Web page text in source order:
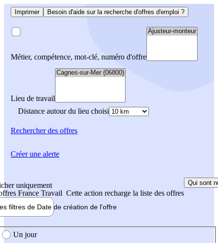
Imprimer Besoin d'aide sur la recherche d'offres d'emploi ?
Métier, compétence, mot-clé, numéro d'offre
Lieu de travail
Distance autour du lieu choisi
Rechercherdes offres
uniquement
France Travail Cette action recharge la liste des offres
Qui sont
filtres de Date de création de l'offre
création de l'offre
Un jour
Créer une alerte